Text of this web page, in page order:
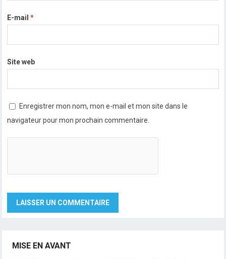
E-mail*
Site web
Enregistrer mon nom, mon e-mail et mon site dans le
navigateur pour mon prochain commentaire.
MISE EN AVANT